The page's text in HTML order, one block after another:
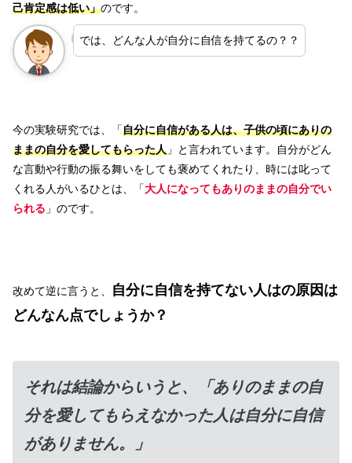
己肯定感は低い」のです。
では、どんな人が自分に自信を持てるの？？
今の実験研究では、「自分に自信がある人は、子供の頃にありの
ままの自分を愛してもらった人 」と言われています。自分がどん
な言動や行動の振る舞いをしても褒めてくれたり、時には叱って
くれる人がいるひとは、「大人になってもありのままの自分でい
られる 」のです。
改めて逆に言うと、
自分に自信を持てない人はの原因は
どんなん点でしょうか？
それは結論からいうと、「ありのままの自
分を愛してもらえなかった人は自分に自信
がありません。」